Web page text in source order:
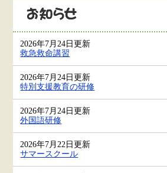
2026年7月24日更新
救急救命講習
2026年7月24日更新
特別支援教育の研修
2026年7月24日更新
外国語研修
2026年7月22日更新
サマースクール